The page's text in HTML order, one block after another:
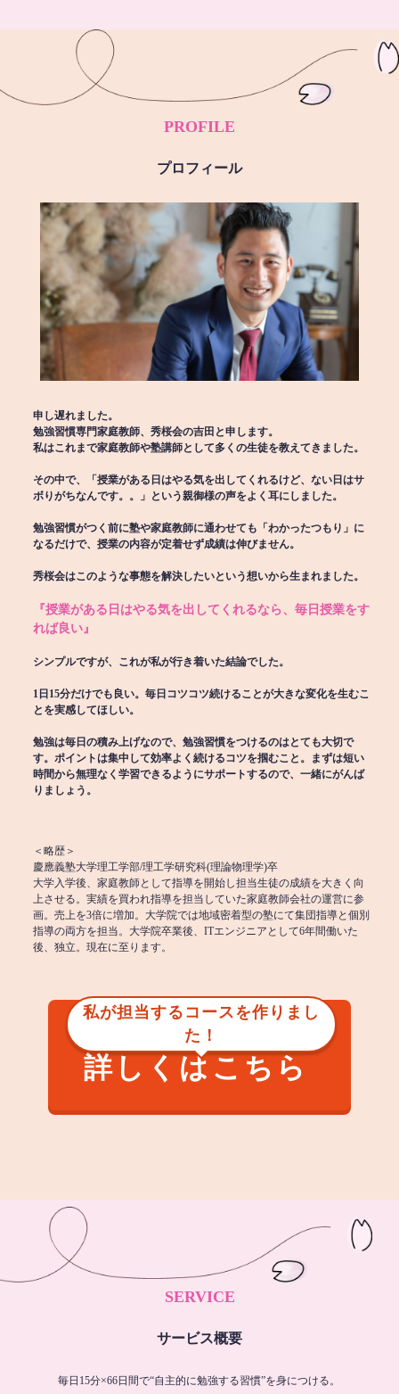
PROFILE
プロフィール
申し遅れました。
勉強習慣専門家庭教師、秀桜会の吉田と申します。
私はこれまで家庭教師や塾講師として多くの生徒を教えてきました。
その中で、「授業がある日はやる気を出してくれるけど、ない日はサ
ボりがちなんです。。」という親御様の声をよく耳にしました。
勉強習慣がつく前に塾や家庭教師に通わせても「わかったつもり」に
なるだけで、授業の内容が定着せず成績は伸びません。
秀桜会はこのような事態を解決したいという想いから生まれました。
『授業がある日はやる気を出してくれるなら、毎日授業をす
れば良い』
シンプルですが、これが私が行き着いた結論でした。
1日15分だけでも良い。毎日コツコツ続けることが大きな変化を生むこ
とを実感してほしい。
勉強は毎日の積み上げなので、勉強習慣をつけるのはとても大切で
す。ポイントは集中して効率よく続けるコツを掴むこと。まずは短い
時間から無理なく学習できるようにサポートするので、一緒にがんば
りましょう。
＜略歴＞
慶應義塾大学理工学部/理工学研究科(理論物理学)卒
大学入学後、家庭教師として指導を開始し担当生徒の成績を大きく向
上させる。実績を買われ指導を担当していた家庭教師会社の運営に参
画。売上を3倍に増加。大学院では地域密着型の塾にて集団指導と個別
指導の両方を担当。大学院卒業後、ITエンジニアとして6年間働いた
後、独立。現在に至ります。
私が担当するコースを作りまし
た！
詳しくはこちら
SERVICE
サービス概要
毎日15分×66日間で“自主的に勉強する習慣”を身につける。